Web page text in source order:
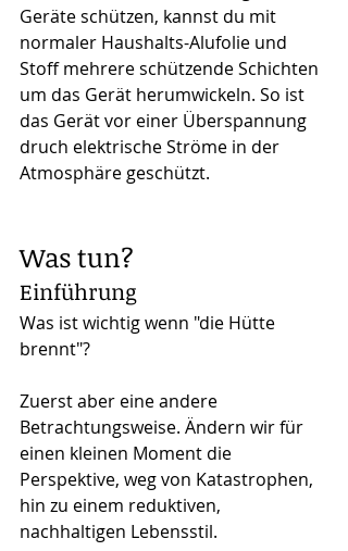
Geräte schützen, kannst du mit
normaler Haushalts-Alufolie und
Stoff mehrere schützende Schichten
um das Gerät herumwickeln. So ist
das Gerät vor einer Überspannung
druch elektrische Ströme in der
Atmosphäre geschützt.
Was tun?
Einführung
Was ist wichtig wenn "die Hütte
brennt"?
Zuerst aber eine andere
Betrachtungsweise. Ändern wir für
einen kleinen Moment die
Perspektive, weg von Katastrophen,
hin zu einem reduktiven,
nachhaltigen Lebensstil.